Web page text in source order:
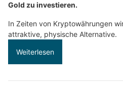
Gold zu investieren.
In Zeiten von Kryptowährungen
attraktive, physische Alternative.
Weiterlesen